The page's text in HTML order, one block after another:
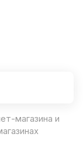
магазина и